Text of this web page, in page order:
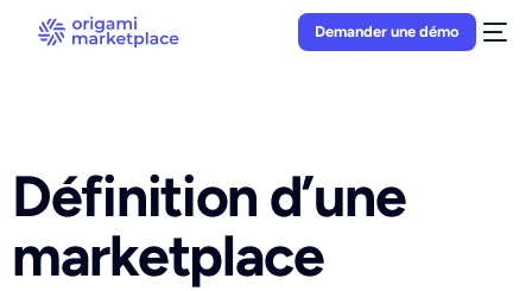
Demander une démo
Définition d’une
marketplace